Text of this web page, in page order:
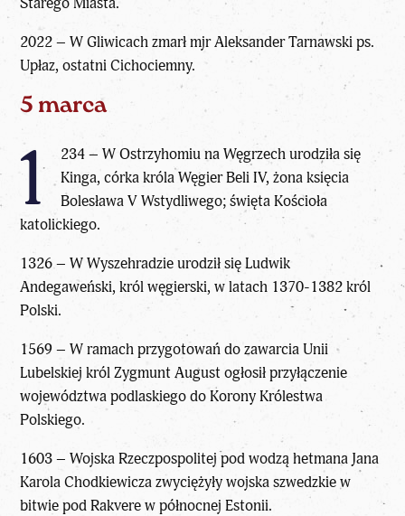
2022 – W Gliwicach zmarł mjr Aleksander Tarnawski ps.
Upłaz, ostatni Cichociemny.
5 marca
1
234 – W Ostrzyhomiu na Węgrzech urodziła się
Kinga, córka króla Węgier Beli IV, żona księcia
Bolesława V Wstydliwego; święta Kościoła
katolickiego.
1326 – W Wyszehradzie urodził się Ludwik
Andegaweński, król węgierski, w latach 1370-1382 król
Polski.
1569 – W ramach przygotowań do zawarcia Unii
Lubelskiej król Zygmunt August ogłosił przyłączenie
województwa podlaskiego do Korony Królestwa
Polskiego.
1603 – Wojska Rzeczpospolitej pod wodzą hetmana Jana
Karola Chodkiewicza zwyciężyły wojska szwedzkie w
bitwie pod Rakvere w północnej Estonii.